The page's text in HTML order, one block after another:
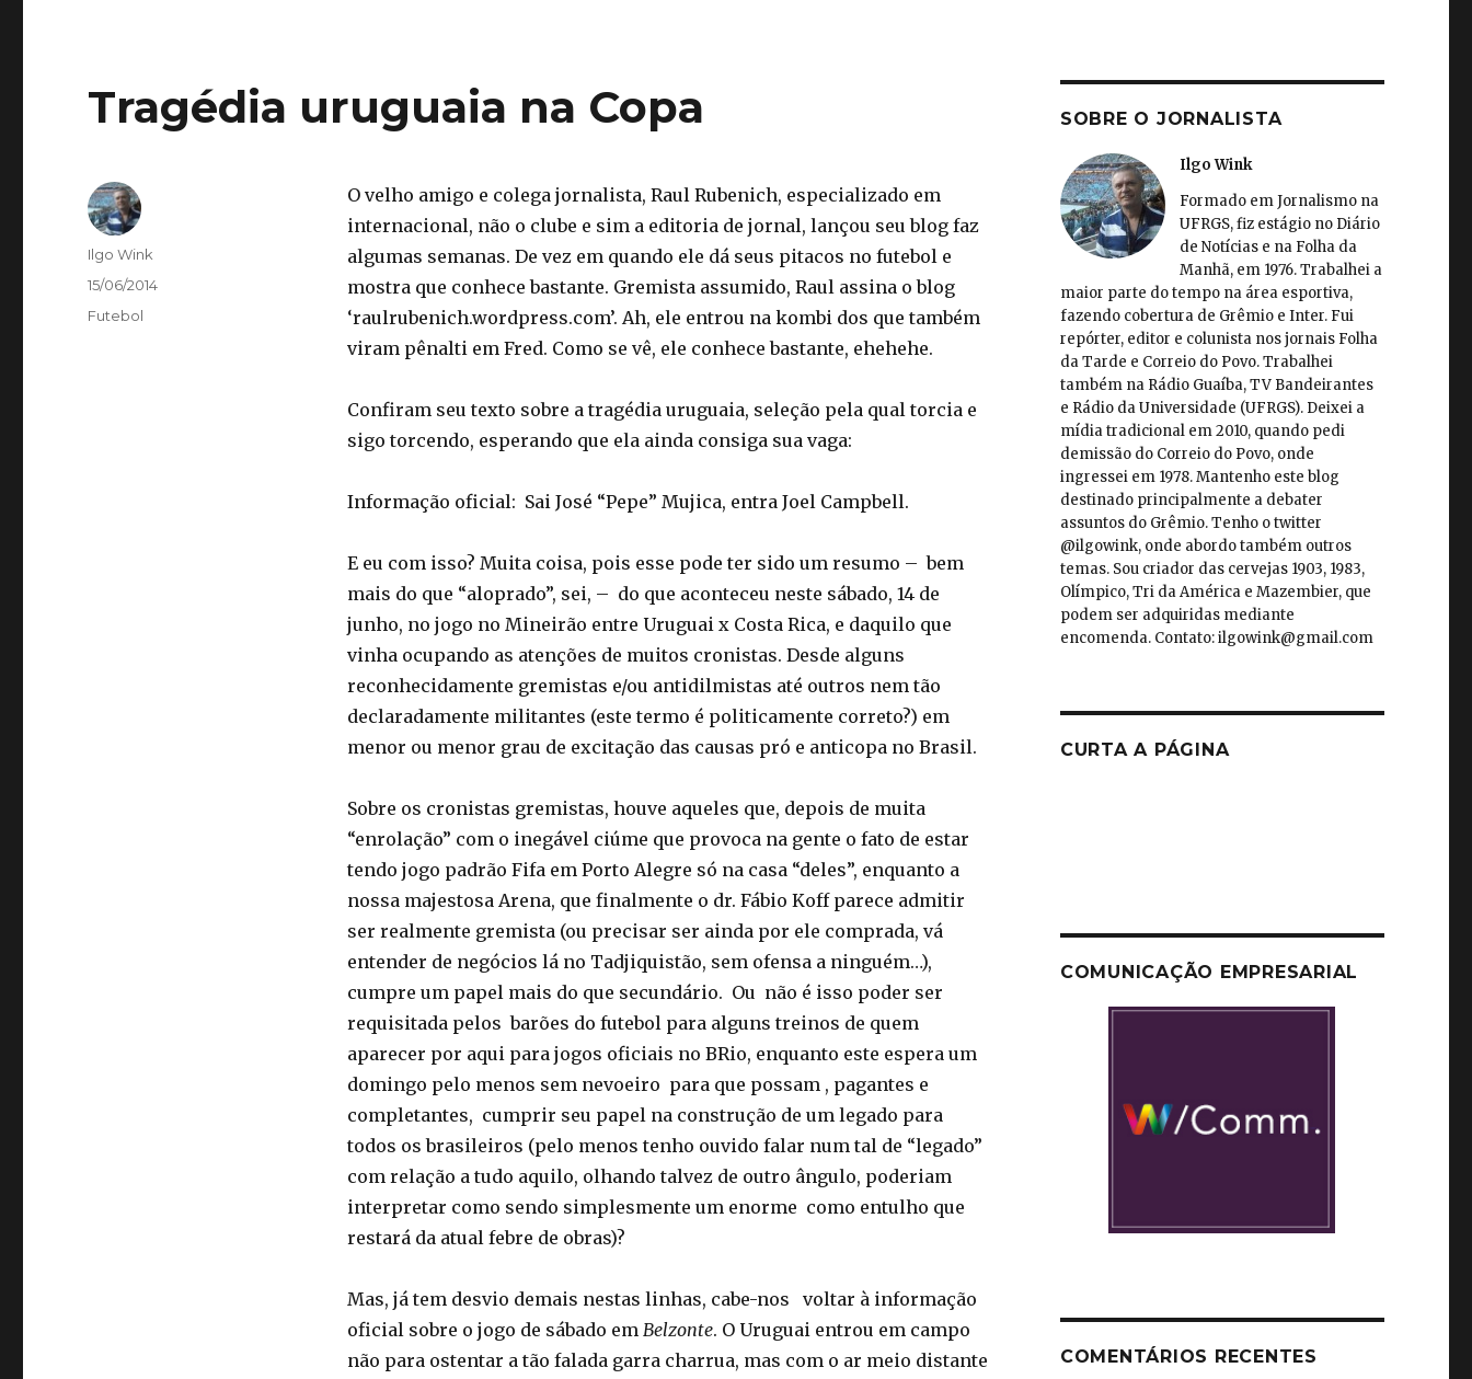
Tragédia uruguaia na Copa
O velho amigo e colega jornalista, Raul Rubenich, especializado em
internacional, não o clube e sim a editoria de jornal, lançou seu blog faz
algumas semanas. De vez em quando ele dá seus pitacos no futebol e
mostra que conhece bastante. Gremista assumido, Raul assina o blog
‘raulrubenich.wordpress.com’. Ah, ele entrou na kombi dos que também
viram pênalti em Fred. Como se vê, ele conhece bastante, ehehehe.
Confiram seu texto sobre a tragédia uruguaia, seleção pela qual torcia e
sigo torcendo, esperando que ela ainda consiga sua vaga:
Informação oficial: Sai José “Pepe” Mujica, entra Joel Campbell.
E eu com isso? Muita coisa, pois esse pode ter sido um resumo – bem
mais do que “aloprado”, sei, – do que aconteceu neste sábado, 14 de
junho, no jogo no Mineirão entre Uruguai x Costa Rica, e daquilo que
vinha ocupando as atenções de muitos cronistas. Desde alguns
reconhecidamente gremistas e/ou antidilmistas até outros nem tão
declaradamente militantes (este termo é politicamente correto?) em
menor ou menor grau de excitação das causas pró e anticopa no Brasil.
Sobre os cronistas gremistas, houve aqueles que, depois de muita
“enrolação” com o inegável ciúme que provoca na gente o fato de estar
tendo jogo padrão Fifa em Porto Alegre só na casa “deles”, enquanto a
nossa majestosa Arena, que finalmente o dr. Fábio Koff parece admitir
ser realmente gremista (ou precisar ser ainda por ele comprada, vá
entender de negócios lá no Tadjiquistão, sem ofensa a ninguém…),
cumpre um papel mais do que secundário. Ou não é isso poder ser
requisitada pelos barões do futebol para alguns treinos de quem
aparecer por aqui para jogos oficiais no BRio, enquanto este espera um
domingo pelo menos sem nevoeiro para que possam , pagantes e
completantes, cumprir seu papel na construção de um legado para
todos os brasileiros (pelo menos tenho ouvido falar num tal de “legado”
com relação a tudo aquilo, olhando talvez de outro ângulo, poderiam
interpretar como sendo simplesmente um enorme como entulho que
restará da atual febre de obras)?
Mas, já tem desvio demais nestas linhas, cabe-nos voltar à informação
oficial sobre o jogo de sábado em Belzonte. O Uruguai entrou em campo
não para ostentar a tão falada garra charrua, mas com o ar meio distante
Autor
Ilgo Wink
Publicado
15/06/2014
Categorias
Futebol
SOBRE O JORNALISTA
Ilgo Wink
Formado em Jornalismo na
UFRGS, fiz estágio no Diário
de Notícias e na Folha da
Manhã, em 1976. Trabalhei a
maior parte do tempo na área esportiva,
fazendo cobertura de Grêmio e Inter. Fui
repórter, editor e colunista nos jornais Folha
da Tarde e Correio do Povo. Trabalhei
também na Rádio Guaíba, TV Bandeirantes
e Rádio da Universidade (UFRGS). Deixei a
mídia tradicional em 2010, quando pedi
demissão do Correio do Povo, onde
ingressei em 1978. Mantenho este blog
destinado principalmente a debater
assuntos do Grêmio. Tenho o twitter
@ilgowink, onde abordo também outros
temas. Sou criador das cervejas 1903, 1983,
Olímpico, Tri da América e Mazembier, que
podem ser adquiridas mediante
encomenda. Contato: ilgowink@gmail.com
CURTA A PÁGINA
COMUNICAÇÃO EMPRESARIAL
COMENTÁRIOS RECENTES